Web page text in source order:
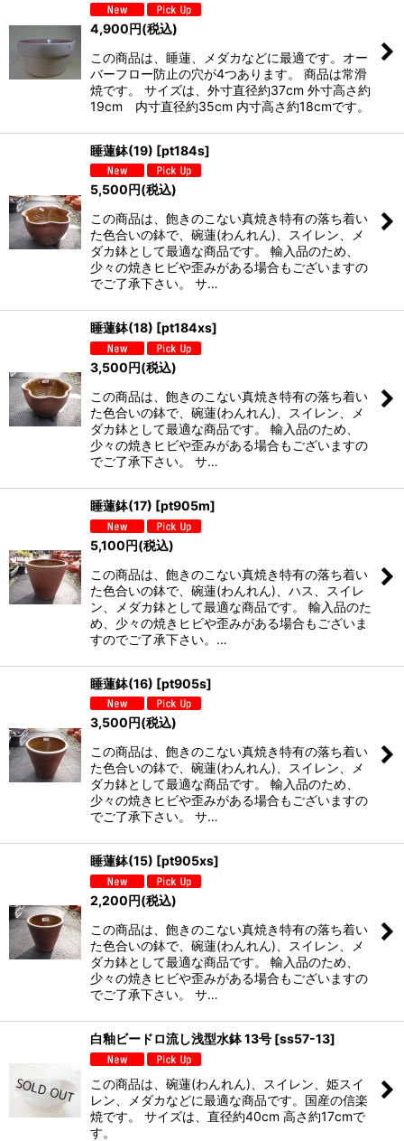
4,900円(税込)
この商品は、睡蓮、メダカなどに最適です。オー
バーフロー防止の穴が4つあります。 商品は常滑
焼です。 サイズは、外寸直径約37cm 外寸高さ約
19cm 内寸直径約35cm 内寸高さ約18cmです。
睡蓮鉢(19) [pt184s]
5,500円(税込)
この商品は、飽きのこない真焼き特有の落ち着い
た色合いの鉢で、碗蓮(わんれん)、スイレン、メ
ダカ鉢として最適な商品です。 輸入品のため、
少々の焼きヒビや歪みがある場合もございますの
でご了承下さい。 サ…
睡蓮鉢(18) [pt184xs]
3,500円(税込)
この商品は、飽きのこない真焼き特有の落ち着い
た色合いの鉢で、碗蓮(わんれん)、スイレン、メ
ダカ鉢として最適な商品です。 輸入品のため、
少々の焼きヒビや歪みがある場合もございますの
でご了承下さい。 サ…
睡蓮鉢(17) [pt905m]
5,100円(税込)
この商品は、飽きのこない真焼き特有の落ち着い
た色合いの鉢で、碗蓮(わんれん)、ハス、スイレ
ン、メダカ鉢として最適な商品です。 輸入品のた
め、少々の焼きヒビや歪みがある場合もございま
すのでご了承下さい。…
睡蓮鉢(16) [pt905s]
3,500円(税込)
この商品は、飽きのこない真焼き特有の落ち着い
た色合いの鉢で、碗蓮(わんれん)、スイレン、メ
ダカ鉢として最適な商品です。 輸入品のため、
少々の焼きヒビや歪みがある場合もございますの
でご了承下さい。 サ…
睡蓮鉢(15) [pt905xs]
2,200円(税込)
この商品は、飽きのこない真焼き特有の落ち着い
た色合いの鉢で、碗蓮(わんれん)、スイレン、メ
ダカ鉢として最適な商品です。 輸入品のため、
少々の焼きヒビや歪みがある場合もございますの
でご了承下さい。 サ…
白釉ビードロ流し浅型水鉢 13号 [ss57-13]
この商品は、碗蓮(わんれん)、スイレン、姫スイ
レン、メダカなどに最適な商品です。国産の信楽
焼です。 サイズは、直径約40cm 高さ約17cmで
す。